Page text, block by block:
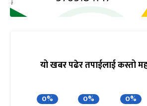
यो खबर पढेर तपाईलाई कस्तो
0% 0% 0%